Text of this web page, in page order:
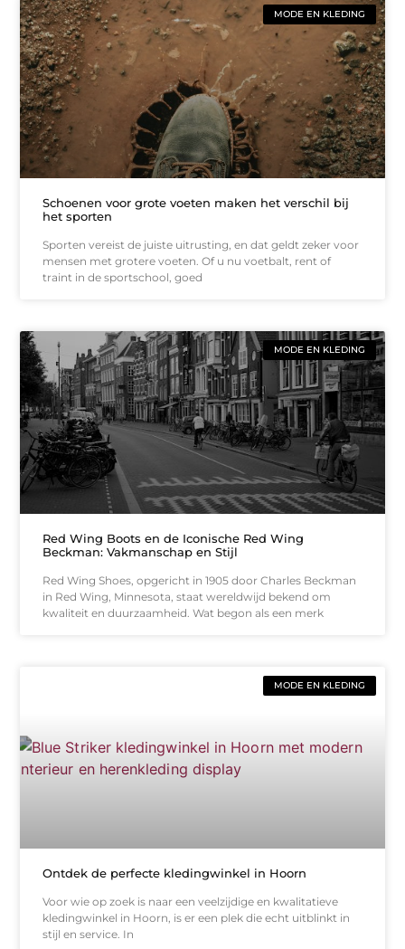
MODE EN KLEDING
Schoenen voor grote voeten maken het verschil bij
het sporten
Sporten vereist de juiste uitrusting, en dat geldt zeker voor
mensen met grotere voeten. Of u nu voetbalt, rent of
traint in de sportschool, goed
MODE EN KLEDING
Red Wing Boots en de Iconische Red Wing
Beckman: Vakmanschap en Stijl
Red Wing Shoes, opgericht in 1905 door Charles Beckman
in Red Wing, Minnesota, staat wereldwijd bekend om
kwaliteit en duurzaamheid. Wat begon als een merk
MODE EN KLEDING
Ontdek de perfecte kledingwinkel in Hoorn
Voor wie op zoek is naar een veelzijdige en kwalitatieve
kledingwinkel in Hoorn, is er een plek die echt uitblinkt in
stijl en service. In